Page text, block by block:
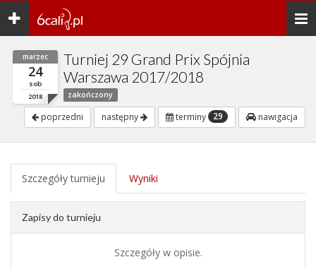
Toggle
navigation
marzec
24
sob
2018
Turniej 29 Grand Prix Spójnia
Warszawa 2017/2018
zakończony
poprzedni następny terminy 29 nawigacja
Szczegóły turnieju Wyniki
Zapisy do turnieju
Szczegóły w opisie.